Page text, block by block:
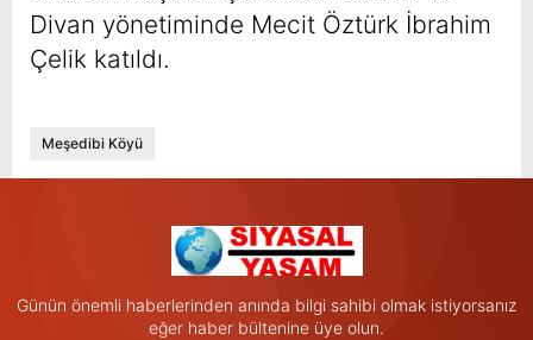
Divan yönetiminde Mecit Öztürk İbrahim
Çelik katıldı.
Meşedibi Köyü
Günün önemli haberlerinden anında bilgi sahibi olmak istiyorsanız
eğer haber bültenine üye olun.